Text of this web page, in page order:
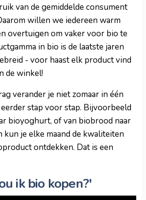
van de gemiddelde consument
willen we iedereen warm
overtuigen om vaker voor bio te
in bio is de laatste jaren
- voor haast elk product vind
de winkel!
verander je niet zomaar in één
stap voor stap. Bijvoorbeeld
bioyoghurt, of van biobrood naar
kun je elke maand de kwaliteiten
ontdekken. Dat is een
ik bio kopen?'